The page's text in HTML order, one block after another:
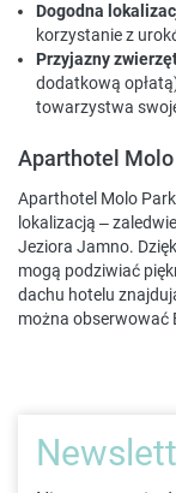
Dogodna
korzystanie z
Przyjazny
dodatkową
towarzystwa
Aparthotel
Aparthotel Molo
lokalizacją –
Jeziora Jamno.
mogą podziwiać
dachu hotelu
można obserwować